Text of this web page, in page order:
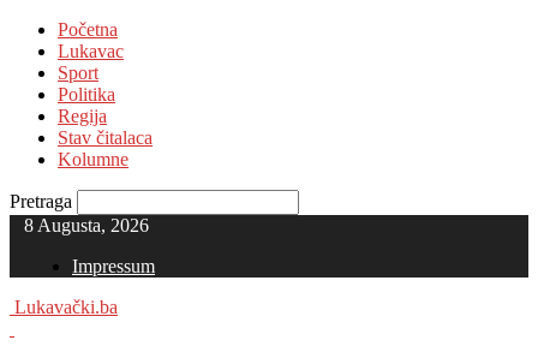
Početna
Lukavac
Sport
Politika
Regija
Stav čitalaca
Kolumne
Pretraga
8 Augusta, 2026
Impressum
Lukavački.ba